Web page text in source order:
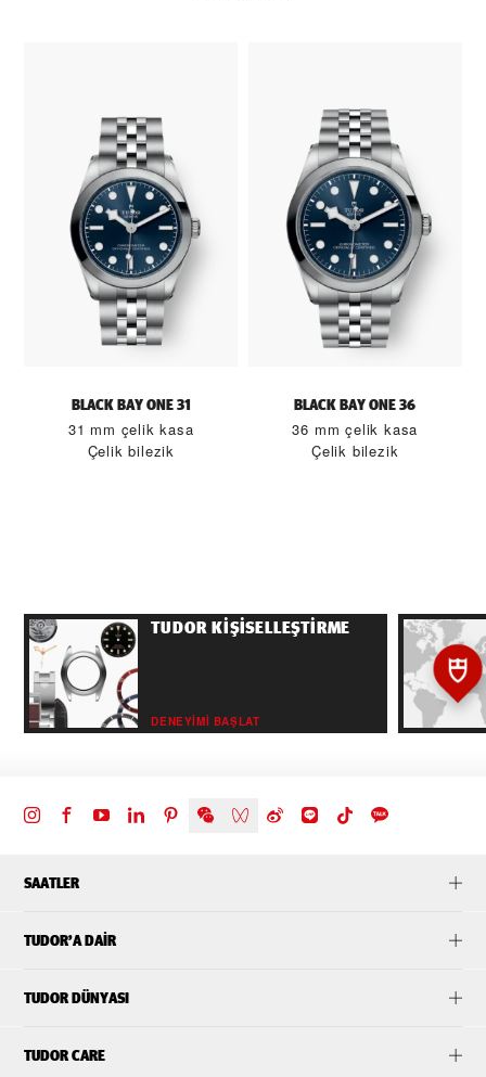
BLACK BAY ONE 31
31 mm çelik kasa
Çelik bilezik
BLACK BAY ONE 36
36 mm çelik kasa
Çelik bilezik
TUDOR KIŞISELLEŞTIRME
DENEYIMI BAŞLAT
SAATLER
TUDOR’A DAIR
TUDOR DÜNYASI
TUDOR CARE